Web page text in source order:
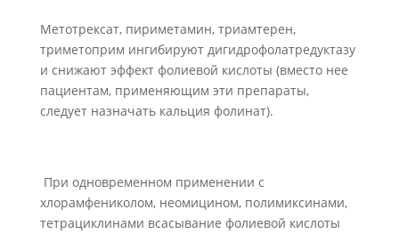
Метотрексат, пириметамин, триамтерен,
триметоприм ингибируют дигидрофолатредуктазу
и снижают эффект фолиевой кислоты (вместо нее
пациентам, применяющим эти препараты,
следует назначать кальция фолинат).
При одновременном применении с
хлорамфениколом, неомицином, полимиксинами,
тетрациклинами всасывание фолиевой кислоты